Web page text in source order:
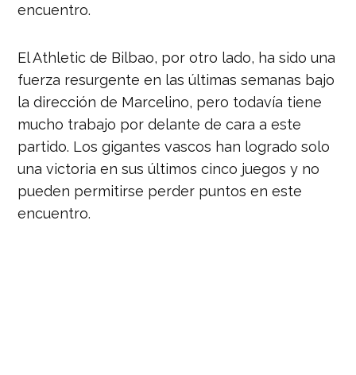
encuentro.
El Athletic de Bilbao, por otro lado, ha sido una
fuerza resurgente en las últimas semanas bajo
la dirección de Marcelino, pero todavía tiene
mucho trabajo por delante de cara a este
partido. Los gigantes vascos han logrado solo
una victoria en sus últimos cinco juegos y no
pueden permitirse perder puntos en este
encuentro.